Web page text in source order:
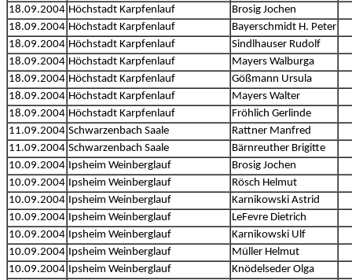
18.09.2004 Höchstadt Karpfenlauf
Brosig Jochen
18.09.2004 Höchstadt Karpfenlauf
Bayerschmidt H. Peter
18.09.2004 Höchstadt Karpfenlauf
Sindlhauser Rudolf
18.09.2004 Höchstadt Karpfenlauf
Mayers Walburga
18.09.2004 Höchstadt Karpfenlauf
Gößmann Ursula
18.09.2004 Höchstadt Karpfenlauf
Mayers Walter
18.09.2004 Höchstadt Karpfenlauf
Fröhlich Gerlinde
11.09.2004 Schwarzenbach Saale
Rattner Manfred
11.09.2004 Schwarzenbach Saale
Bärnreuther Brigitte
10.09.2004 Ipsheim Weinberglauf
Brosig Jochen
10.09.2004 Ipsheim Weinberglauf
Rösch Helmut
10.09.2004 Ipsheim Weinberglauf
Karnikowski Astrid
10.09.2004 Ipsheim Weinberglauf
LeFevre Dietrich
10.09.2004 Ipsheim Weinberglauf
Karnikowski Ulf
10.09.2004 Ipsheim Weinberglauf
Müller Helmut
10.09.2004 Ipsheim Weinberglauf
Knödelseder Olga